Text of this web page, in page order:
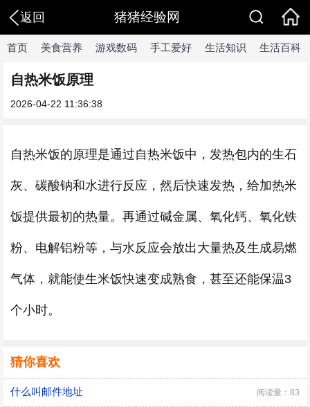
返回 猪猪经验网
首页 美食营养 游戏数码 手工爱好 生活知识 生活百科
自热米饭原理
2026-04-22 11:36:38
自热米饭的原理是通过自热米饭中，发热包内的生石
灰、碳酸钠和水进行反应，然后快速发热，给加热米
饭提供最初的热量。再通过碱金属、氧化钙、氧化铁
粉、电解铝粉等，与水反应会放出大量热及生成易燃
气体，就能使生米饭快速变成熟食，甚至还能保温3
个小时。
猜你喜欢
什么叫邮件地址 阅读量：83